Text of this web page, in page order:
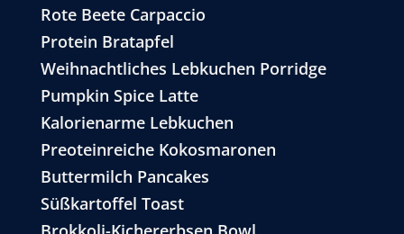
Rote Beete Carpaccio
Protein Bratapfel
Weihnachtliches Lebkuchen Porridge
Pumpkin Spice Latte
Kalorienarme Lebkuchen
Preoteinreiche Kokosmaronen
Buttermilch Pancakes
Süßkartoffel Toast